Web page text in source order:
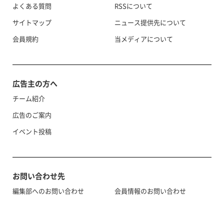
よくある質問
サイトマップ
会員規約
RSSについて
ニュース提供先について
当メディアについて
広告主の方へ
チーム紹介
広告のご案内
イベント投稿
お問い合わせ先
編集部へのお問い合わせ 会員情報のお問い合わせ